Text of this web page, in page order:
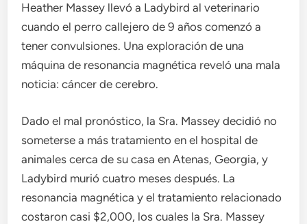
Heather Massey llevó a Ladybird al veterinario
cuando el perro callejero de 9 años comenzó a
tener convulsiones. Una exploración de una
máquina de resonancia magnética reveló una mala
noticia: cáncer de cerebro.
Dado el mal pronóstico, la Sra. Massey decidió no
someterse a más tratamiento en el hospital de
animales cerca de su casa en Atenas, Georgia, y
Ladybird murió cuatro meses después. La
resonancia magnética y el tratamiento relacionado
costaron casi $2,000, los cuales la Sra. Massey